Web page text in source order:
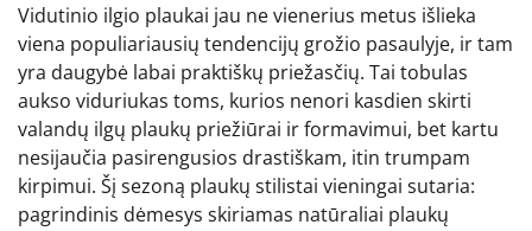
Vidutinio ilgio plaukai jau ne vienerius metus išlieka
viena populiariausių tendencijų grožio pasaulyje, ir tam
yra daugybė labai praktiškų priežasčių. Tai tobulas
aukso viduriukas toms, kurios nenori kasdien skirti
valandų ilgų plaukų priežiūrai ir formavimui, bet kartu
nesijaučia pasirengusios drastiškam, itin trumpam
kirpimui. Šį sezoną plaukų stilistai vieningai sutaria:
pagrindinis dėmesys skiriamas natūraliai plaukų